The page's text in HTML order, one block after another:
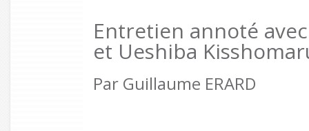
Entretien annoté
et Ueshiba
Par Guillaume ERARD